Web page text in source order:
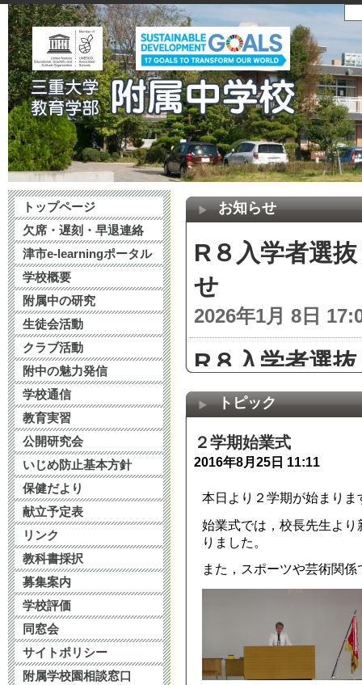
トップページ
欠席・遅刻・早退連絡
津市e-learningポータル
学校概要
附属中の研究
生徒会活動
クラブ活動
附中の魅力発信
学校通信
教育実習
公開研究会
いじめ防止基本方針
保健だより
献立予定表
リンク
教科書採択
募集案内
学校評価
同窓会
サイトポリシー
附属学校園相談窓口
お知らせ
R８入学者選
せ
2026年1月 8日
R８入学者選
2025年12月19日
受検当日等に
2025年11月18日
11月15日学校
2025年11月14日
令和８年度入
2025年10月21日
第32次教育
トピック
２学期始業式
2016年8月25日 11:11
本日より２学期が始まりま
始業式では，校長先生よ
りました。
また，スポーツや芸術関